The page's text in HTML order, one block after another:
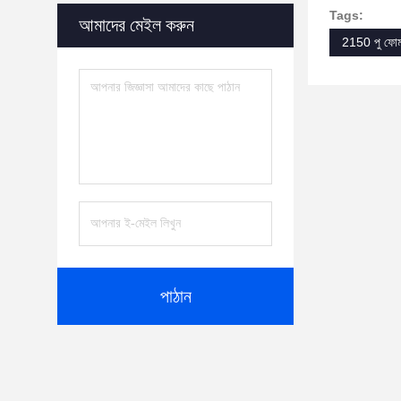
আমাদের মেইল করুন
পাঠান
Tags:
2150 পু ফোম